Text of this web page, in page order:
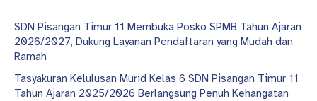
SDN Pisangan Timur 11 Membuka Posko SPMB Tahun Ajaran
2026/2027, Dukung Layanan Pendaftaran yang Mudah dan
Ramah
Tasyakuran Kelulusan Murid Kelas 6 SDN Pisangan Timur 11
Tahun Ajaran 2025/2026 Berlangsung Penuh Kehangatan